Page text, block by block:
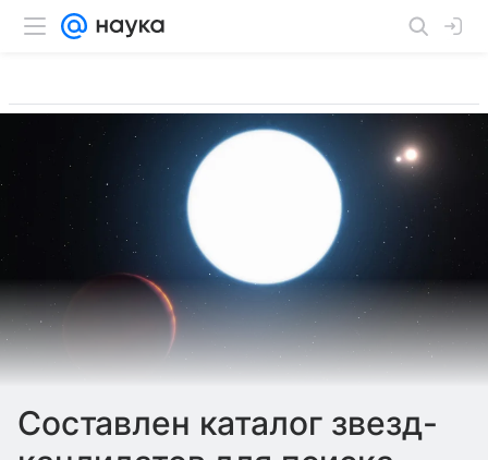
Составлен каталог звезд-